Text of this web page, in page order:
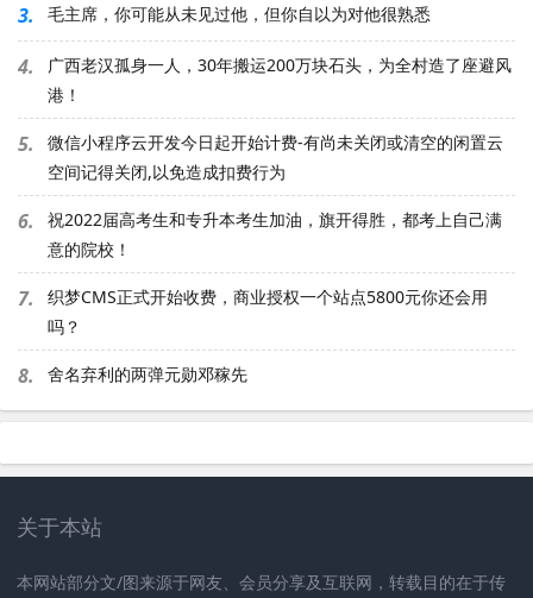
3. 毛主席，你可能从未见过他，但你自以为对他很熟悉
4.
广西老汉孤身一人，30年搬运200万块石头，为全村造了座避风
港！
5.
微信小程序云开发今日起开始计费-有尚未关闭或清空的闲置云
空间记得关闭,以免造成扣费行为
6.
祝2022届高考生和专升本考生加油，旗开得胜，都考上自己满
意的院校！
7.
织梦CMS正式开始收费，商业授权一个站点5800元你还会用
吗？
8. 舍名弃利的两弹元勋邓稼先
关于本站
本网站部分文/图来源于网友、会员分享及互联网，转载目的在于传